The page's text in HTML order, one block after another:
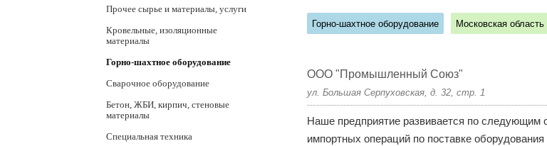
Прочее сырье и материалы, услуги
Кровельные, изоляционные
материалы
Горно-шахтное оборудование
Сварочное оборудование
Бетон, ЖБИ, кирпич, стеновые
материалы
Специальная техника
Горно-шахтное оборудование Московская область
ООО "Промышленный Союз"
ул. Большая Серпуховская, д. 32, стр. 1
Наше предприятие развивается по следующим
импортных операций по поставке